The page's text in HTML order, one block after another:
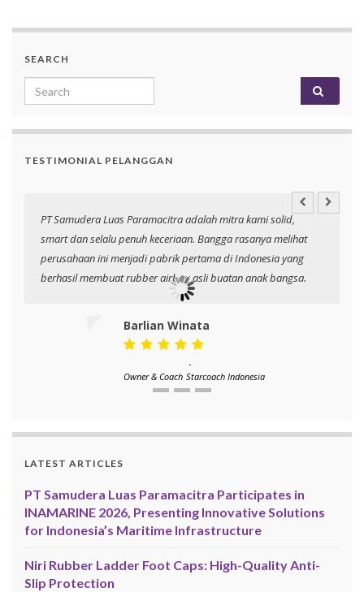
SEARCH
Search for:
TESTIMONIAL PELANGGAN
PT Samudera Luas Paramacitra adalah mitra kami solid,
smart dan selalu penuh keceriaan. Bangga rasanya melihat
perusahaan ini menjadi pabrik pertama di Indonesia yang
berhasil membuat rubber airbag asli buatan anak bangsa.
Barlian Winata
Owner & Coach
-
Starcoach Indonesia
LATEST ARTICLES
PT Samudera Luas Paramacitra Participates in
INAMARINE 2026, Presenting Innovative Solutions
for Indonesia’s Maritime Infrastructure
Niri Rubber Ladder Foot Caps: High-Quality Anti-
Slip Protection